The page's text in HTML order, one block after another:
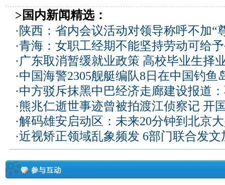
>国内新闻精选：
· 陕西：省内会议活动对领导称呼不加“
·青海：女职工经期不能坚持劳动可给
·广东取消暂缓就业政策 高校毕业生择
·中国海警2305舰艇编队8日在中国钓鱼
·中方驳斥抹黑中巴经济走廊建设报道
·熊兆仁逝世事迹曾被拍渡江侦察记 开
·解码雄安启动区：未来20分钟到北京
·近视矫正领域乱象频发 6部门联合发文